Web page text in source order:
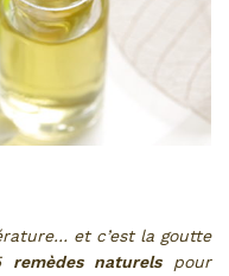
et c’est la goutte
remèdes naturelspour